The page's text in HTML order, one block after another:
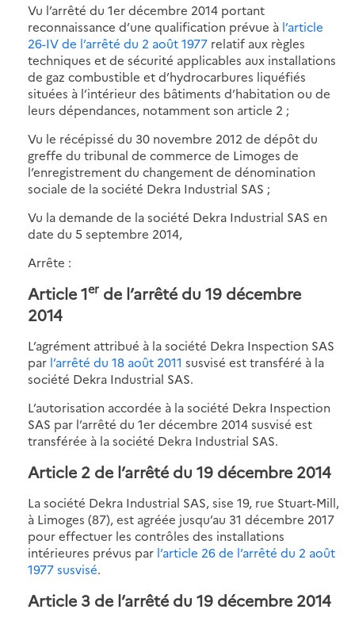
Vu l’arrêté du 1er décembre 2014 portant
reconnaissance d’une qualification prévue à l’article
26-IV de l’arrêté du 2 août 1977 relatif aux règles
techniques et de sécurité applicables aux installations
de gaz combustible et d’hydrocarbures liquéfiés
situées à l’intérieur des bâtiments d’habitation ou de
leurs dépendances, notamment son article 2 ;
Vu le récépissé du 30 novembre 2012 de dépôt du
greffe du tribunal de commerce de Limoges de
l’enregistrement du changement de dénomination
sociale de la société Dekra Industrial SAS ;
Vu la demande de la société Dekra Industrial SAS en
date du 5 septembre 2014,
Arrête :
Article 1er de l’arrêté du 19 décembre
2014
L’agrément attribué à la société Dekra Inspection SAS
par l’arrêté du 18 août 2011 susvisé est transféré à la
société Dekra Industrial SAS.
L’autorisation accordée à la société Dekra Inspection
SAS par l’arrêté du 1er décembre 2014 susvisé est
transférée à la société Dekra Industrial SAS.
Article 2 de l’arrêté du 19 décembre 2014
La société Dekra Industrial SAS, sise 19, rue Stuart-Mill,
à Limoges (87), est agréée jusqu’au 31 décembre 2017
pour effectuer les contrôles des installations
intérieures prévus par l’article 26 de l’arrêté du 2 août
1977 susvisé.
Article 3 de l’arrêté du 19 décembre 2014